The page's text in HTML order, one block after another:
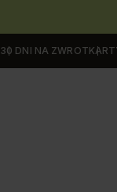
30 DNI NA ZWROT